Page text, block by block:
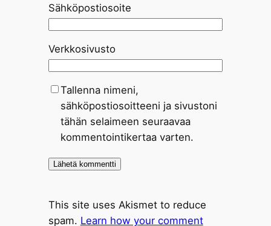
Sähköpostiosoite
Verkkosivusto
Tallenna nimeni,
sähköpostiosoitteeni ja sivustoni
tähän selaimeen seuraavaa
kommentointikertaa varten.
This site uses Akismet to reduce
spam. Learn how your comment